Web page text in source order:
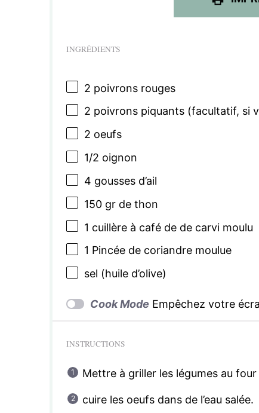
INGRÉDIENTS
2 poivrons rouges
2 poivrons piquants (facultatif, si
2 oeufs
1/2 oignon
4 gousses d’ail
150gr de thon
1 cuillère à café de de carvi moulu
1 Pincée de coriandre moulue
sel (huile d’olive)
Cook Mode Empêchez votre
INSTRUCTIONS
Mettre à griller les légumes au four
cuire les oeufs dans de l’eau salée.